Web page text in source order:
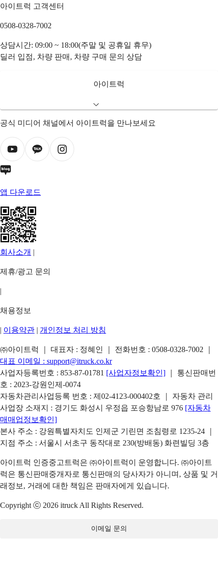
아이트럭 고객센터
0508-0328-7002
상담시간: 09:00 ~ 18:00(주말 및 공휴일 휴무)
딜러 입점, 차량 판매, 차량 구매 문의 상담
아이트럭
공식 미디어 채널에서 아이트럭을 만나보세요
앱 다운로드
회사소개 |
제휴/광고 문의
|
채용정보
| 이용약관 | 개인정보 처리 방침
㈜아이트럭 ｜ 대표자 : 정혜인 ｜ 전화번호 : 0508-0328-7002
대표 이메일 : support@itruck.co.kr
사업자등록번호 : 853-87-01781 [사업자정보확인]
｜ 통신판매번
호 : 2023-강원인제-0074
자동차관리사업등록 번호 : 제02-4123-000402호 ｜ 자동차 관리
사업장 소재지 : 경기도 화성시 우정읍 포승항남로 976 [자동차
매매업정보확인]
본사 주소 : 강원특별자치도 인제군 기린면 조침령로 1235-24 ｜
지점 주소 : 서울시 서초구 동작대로 230(방배동) 화련빌딩 3층
아이트럭 인증중고트럭은 ㈜아이트럭이 운영합니다. ㈜아이트
럭은 통신판매중개자로 통신판매의 당사자가 아니며, 상품 및 거
래정보, 거래에 대한 책임은 판매자에게 있습니다.
Copyright ⓒ 2026 itruck All Rights Reserved.
이메일 문의